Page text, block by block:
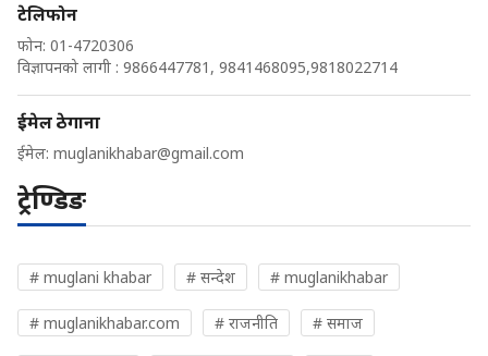
टेलिफोन
फोन: 01-4720306
विज्ञापनको लागी : 9866447781, 9841468095,9818022714
ईमेल ठेगाना
ईमेल: muglanikhabar@gmail.com
ट्रेण्डिङ
# muglani khabar # सन्देश # muglanikhabar
# muglanikhabar.com # राजनीति # समाज